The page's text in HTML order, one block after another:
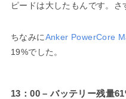
ピードは大したもんです。さ
ちなみにAnker PowerCore
19%でした。
13：00 – バッテリー残量